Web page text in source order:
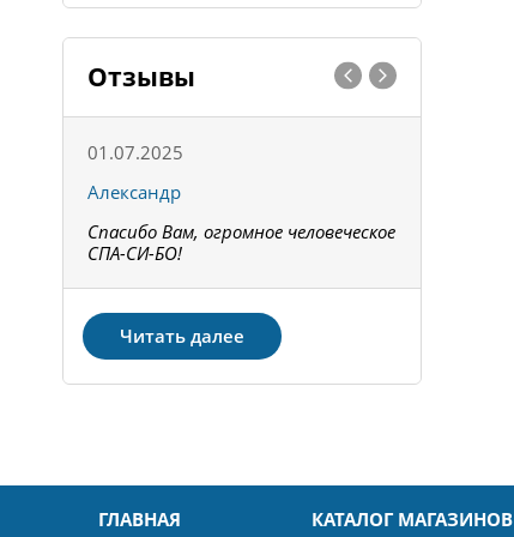
Отзывы
01.07.2025
Александр
Спасибо Вам, огромное человеческое
СПА-СИ-БО!
Читать далее
ГЛАВНАЯ КАТАЛОГ МАГАЗИНОВ